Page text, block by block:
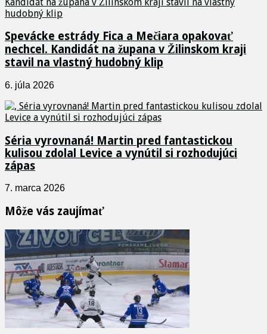
Spevácke estrády Fica a Mečiara opakovať
nechcel. Kandidát na župana v Žilinskom kraji
stavil na vlastný hudobný klip
6. júla 2026
Séria vyrovnaná! Martin pred fantastickou
kulisou zdolal Levice a vynútil si rozhodujúci
zápas
7. marca 2026
Môže vás zaujímať